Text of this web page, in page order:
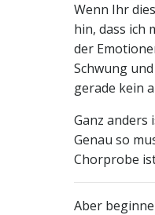
Wenn Ihr
hin, dass ich
der
Schwung
gerade kein
Ganz anders
Genau so
Chorprobe
Aber